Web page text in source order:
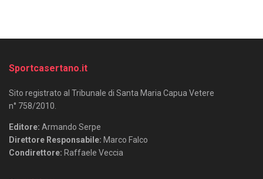
Sportcasertano.it
Sito registrato al Tribunale di Santa Maria Capua Vetere
n° 758/2010.
Editore: Armando Serpe
Direttore Responsabile: Marco Falco
Condirettore: Raffaele Veccia